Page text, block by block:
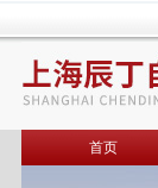
首页